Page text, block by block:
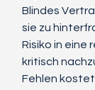
Blindes
sie zu
Risiko in eine
kritisch
Fehlen